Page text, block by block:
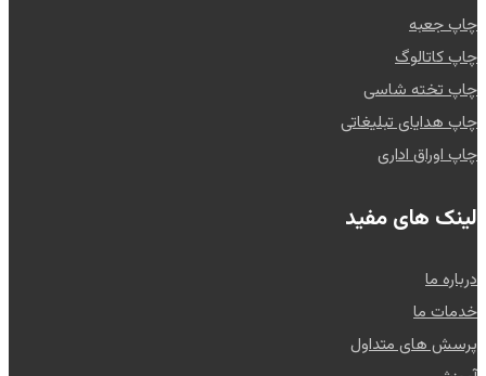
چاپ جعبه
چاپ کاتالوگ
چاپ تخته شاسی
چاپ هدایای تبلیغاتی
چاپ اوراق اداری
لینک های مفید
درباره ما
خدمات ما
پرسش های متداول